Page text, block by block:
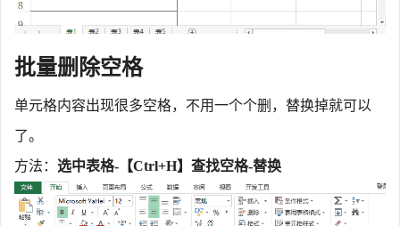
批量删除空格
单元格内容出现很多空格，不用一个个删，替换掉就可以
了。
方法： 选中表格-【Ctrl+H】查找空格-替换